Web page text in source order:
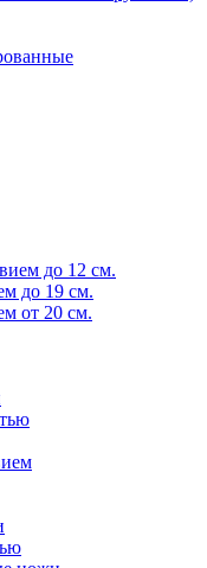
до 12 см.
до 19 см.
от 20 см.